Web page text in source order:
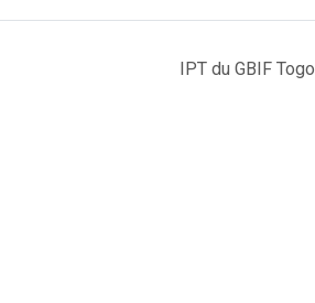
IPT du GBIF Togo